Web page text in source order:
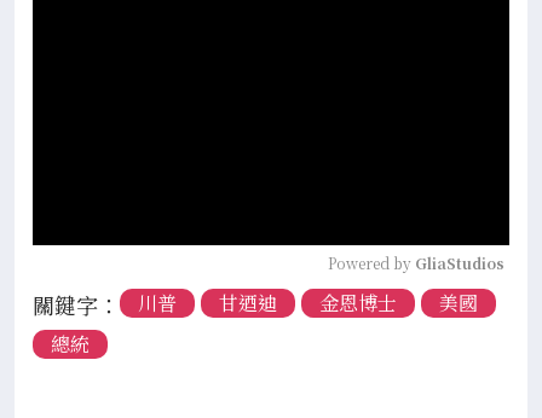
Powered by GliaStudios
關鍵字： 川普 甘迺迪 金恩博士
美國
總統